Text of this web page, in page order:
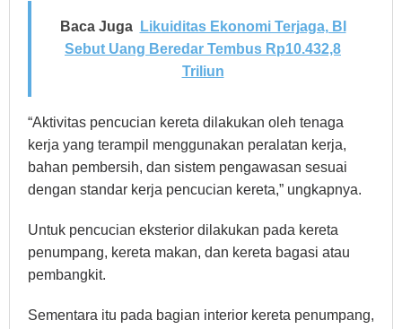
Baca Juga
Likuiditas Ekonomi Terjaga, BI
Sebut Uang Beredar Tembus Rp10.432,8
Triliun
“Aktivitas pencucian kereta dilakukan oleh tenaga
kerja yang terampil menggunakan peralatan kerja,
bahan pembersih, dan sistem pengawasan sesuai
dengan standar kerja pencucian kereta,” ungkapnya.
Untuk pencucian eksterior dilakukan pada kereta
penumpang, kereta makan, dan kereta bagasi atau
pembangkit.
Sementara itu pada bagian interior kereta penumpang,